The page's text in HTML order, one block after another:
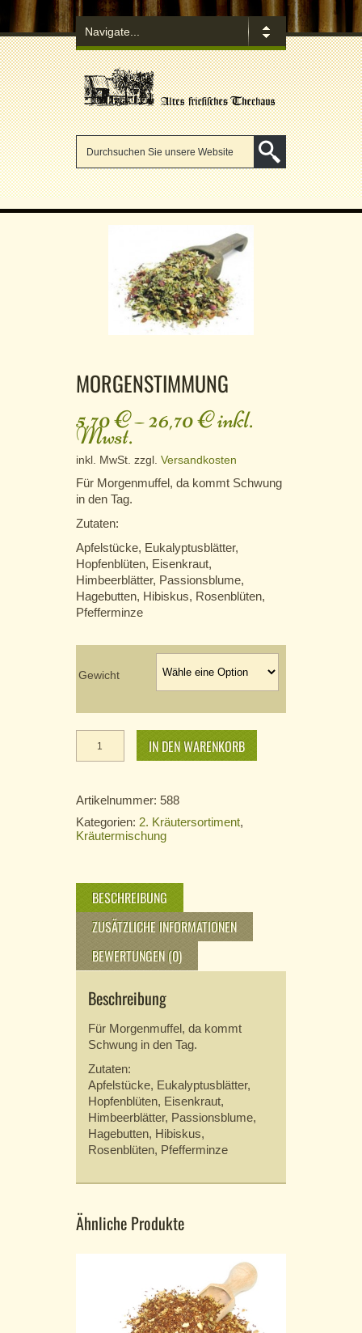
MORGENSTIMMUNG
5,70€–26,70€inkl.
Mwst.
inkl. MwSt. zzgl. Versandkosten
Für Morgenmuffel, da kommt Schwung
in den Tag.
Zutaten:
Apfelstücke, Eukalyptusblätter,
Hopfenblüten, Eisenkraut,
Himbeerblätter, Passionsblume,
Hagebutten, Hibiskus, Rosenblüten,
Pfefferminze
Gewicht
Morgenstimmung
Menge
IN DEN WARENKORB
Artikelnummer: 588
Kategorien: 2. Kräutersortiment,
Kräutermischung
BESCHREIBUNG
ZUSÄTZLICHE INFORMATIONEN
BEWERTUNGEN (0)
Beschreibung
Für Morgenmuffel, da kommt
Schwung in den Tag.
Zutaten:
Apfelstücke, Eukalyptusblätter,
Hopfenblüten, Eisenkraut,
Himbeerblätter, Passionsblume,
Hagebutten, Hibiskus,
Rosenblüten, Pfefferminze
Ähnliche Produkte